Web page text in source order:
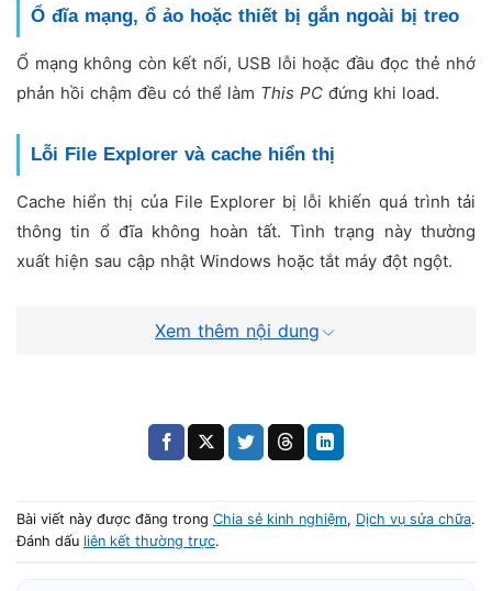
Ổ đĩa mạng, ổ ảo hoặc thiết bị gắn ngoài bị treo
Ổ mạng không còn kết nối, USB lỗi hoặc đầu đọc thẻ nhớ
phản hồi chậm đều có thể làm This PC đứng khi load.
Lỗi File Explorer và cache hiển thị
Cache hiển thị của File Explorer bị lỗi khiến quá trình tải
thông tin ổ đĩa không hoàn tất. Tình trạng này thường
xuất hiện sau cập nhật Windows hoặc tắt máy đột ngột.
Windows update hoặc driver gây xung đột
Các cách khắc phục File Explorer bị
treo khi mở This PC
Xem thêm nội dung
Bài viết này được đăng trong Chia sẻ kinh nghiệm, Dịch vụ sửa chữa.
Đánh dấu liên kết thường trực.